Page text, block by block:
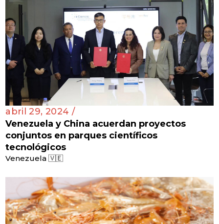
abril 29, 2024 /
Venezuela y China acuerdan proyectos
conjuntos en parques científicos
tecnológicos
Venezuela 🇻🇪